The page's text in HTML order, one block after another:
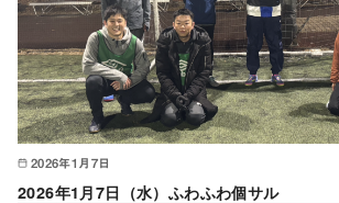
2026年1月7日
2026年1月7日（水）ふわふわ個サル